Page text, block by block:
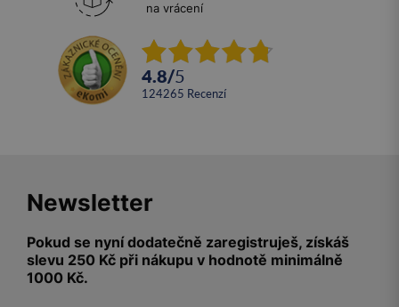
na vrácení
4.8/5
124265 recenzí
Newsletter
Pokud se nyní dodatečně zaregistruješ, získáš
slevu 250 Kč při nákupu v hodnotě minimálně
1000 Kč.